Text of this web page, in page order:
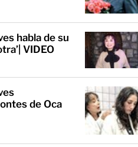
habla de su
VIDEO
de Oca